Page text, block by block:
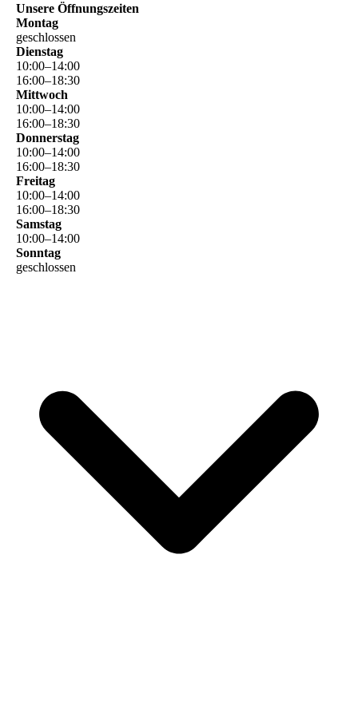
Unsere Öffnungszeiten
Montag
geschlossen
Dienstag
10:00–14:00
16:00–18:30
Mittwoch
10:00–14:00
16:00–18:30
Donnerstag
10:00–14:00
16:00–18:30
Freitag
10:00–14:00
16:00–18:30
Samstag
10:00–14:00
Sonntag
geschlossen